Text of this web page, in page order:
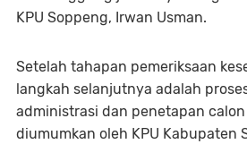
KPU Soppeng, Irwan Usman.
Setelah tahapan pemeriksaan
langkah selanjutnya adalah
administrasi dan penetapan
diumumkan oleh KPU Kabupaten